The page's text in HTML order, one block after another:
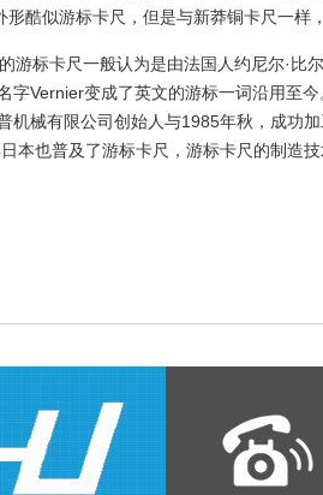
形酷似游标卡尺，但是与新莽铜卡尺一样
游标卡尺一般认为是由法国人约尼尔·比
字Vernier变成了英文的游标一词沿用至
机械有限公司创始人与1985年秋，成功
本也普及了游标卡尺，游标卡尺的制造